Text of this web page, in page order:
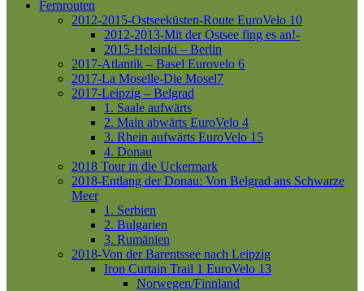
Fernrouten
2012-2015-Ostseeküsten-Route EuroVelo 10
2012-2013-Mit der Ostsee fing es an!-
2015-Helsinki – Berlin
2017-Atlantik – Basel Eurovelo 6
2017-La Moselle-Die Mosel7
2017-Leipzig – Belgrad
1. Saale aufwärts
2. Main abwärts EuroVelo 4
3. Rhein aufwärts EuroVelo 15
4. Donau
2018 Tour in die Uckermark
2018-Entlang der Donau: Von Belgrad ans Schwarze
Meer
1. Serbien
2. Bulgarien
3. Rumänien
2018-Von der Barentssee nach Leipzig
Iron Curtain Trail 1 EuroVelo 13
Norwegen/Finnland